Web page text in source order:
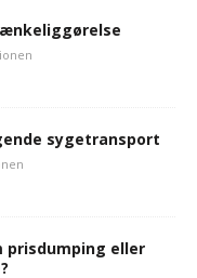
sygetransport
prisdumping eller